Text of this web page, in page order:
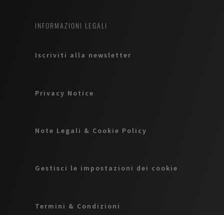
INFORMAZIONI LEGALI
Iscriviti alla newsletter
Privacy Notice
Note Legali & Cookie Policy
Gestisci le impostazioni dei cookie
Termini & Condizioni